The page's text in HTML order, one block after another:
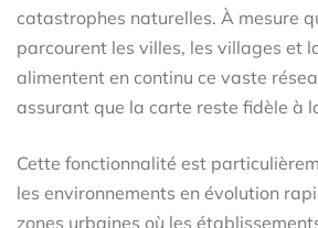
catastrophes naturelles. À mesure
parcourent les villes, les villages et
alimentent en continu ce vaste
assurant que la carte reste fidèle à
Cette fonctionnalité est
les environnements en évolution
zones urbaines où les